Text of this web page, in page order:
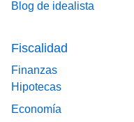
Blog de idealista
Fiscalidad
Finanzas
Hipotecas
Economía